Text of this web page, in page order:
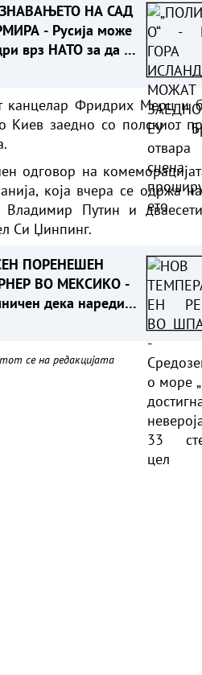
НА САД
- Русија може
врз НАТО за да ја
канцелар Фридрих Мерц и
Киев заедно со полскиот
одговор на
која вчера се одржа
Владимир Путин и
Си Џинпинг.
ПОРЕНЕШЕН
ВО МЕКСИКО -
дека наредил
се на редакцијата